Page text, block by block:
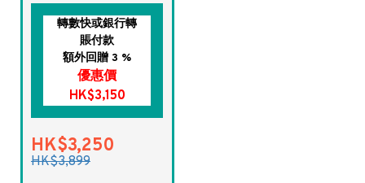
轉數快或銀行轉
賬付款
額外回贈 3 %
優惠價
HK$3,150
HK$3,250
HK$3,899